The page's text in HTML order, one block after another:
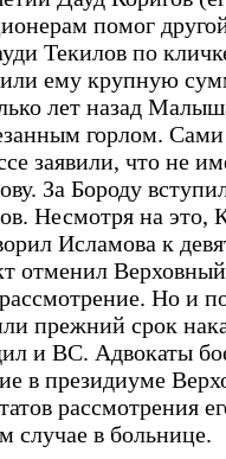
помог
Текилов по
ему крупную
лет назад
горлом.
заявили, что не
За Бороду
Несмотря на это,
Исламова к
отменил
Но и
прежний срок
и ВС. Адвокаты
в президиуме
рассмотрения
случае в больнице.